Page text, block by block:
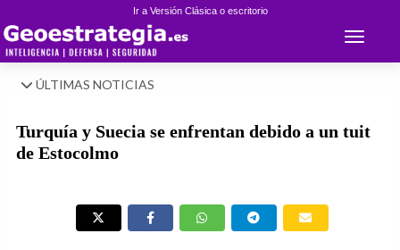
Ir a Versión Clásica o escritorio
Toggle
ÚLTIMAS NOTICIAS
Turquía y Suecia se enfrentan debido a un tuit
de Estocolmo